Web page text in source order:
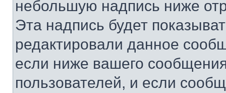
небольшую надпись ниже
Эта надпись будет
редактировали данное
если ниже вашего
пользователей, и если